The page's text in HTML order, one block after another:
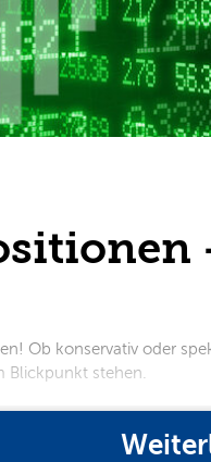
Ob konservativ oder
Blickpunkt stehen.​​​​​​